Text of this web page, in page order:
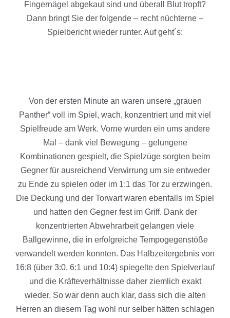
Fingernägel abgekaut sind und überall Blut tropft?
Dann bringt Sie der folgende – recht nüchterne –
Spielbericht wieder runter. Auf geht´s:
Von der ersten Minute an waren unsere „grauen
Panther“ voll im Spiel, wach, konzentriert und mit viel
Spielfreude am Werk. Vorne wurden ein ums andere
Mal – dank viel Bewegung – gelungene
Kombinationen gespielt, die Spielzüge sorgten beim
Gegner für ausreichend Verwirrung um sie entweder
zu Ende zu spielen oder im 1:1 das Tor zu erzwingen.
Die Deckung und der Torwart waren ebenfalls im Spiel
und hatten den Gegner fest im Griff. Dank der
konzentrierten Abwehrarbeit gelangen viele
Ballgewinne, die in erfolgreiche Tempogegenstöße
verwandelt werden konnten. Das Halbzeitergebnis von
16:8 (über 3:0, 6:1 und 10:4) spiegelte den Spielverlauf
und die Kräfteverhältnisse daher ziemlich exakt
wieder. So war denn auch klar, dass sich die alten
Herren an diesem Tag wohl nur selber hätten schlagen